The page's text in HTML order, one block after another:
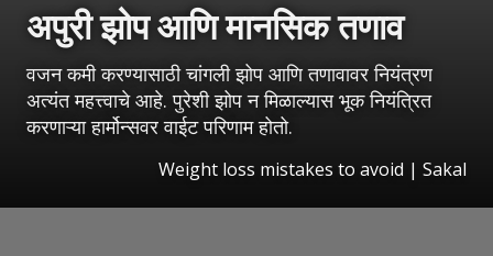
अपुरी झोप आणि मानसिक तणाव
वजन कमी करण्यासाठी चांगली झोप आणि तणावावर नियंत्रण
अत्यंत महत्त्वाचे आहे. पुरेशी झोप न मिळाल्यास भूक नियंत्रित
करणाऱ्या हार्मोन्सवर वाईट परिणाम होतो.
Weight loss mistakes to avoid | Sakal